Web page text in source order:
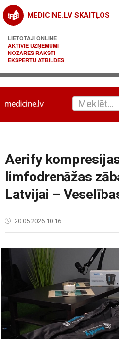
MEDICINE.LV SKAITĻOS
LIETOTĀJI ONLINE
AKTĪVIE UZŅĒMUMI
NOZARES RAKSTI
EKSPERTU ATBILDES
Aerify
limfodrenāžas
Latvijai –
20.05.2026 10:16